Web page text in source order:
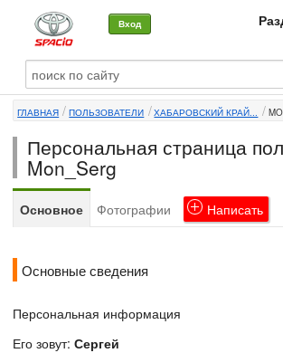
Вход
О машине
Автоклуб
Форумы
Сервисы и услуги
ГЛАВНАЯ ПОЛЬЗОВАТЕЛИ ХАБАРОВСКИЙ КРАЙ...
Персональная страница
Mon_Serg
Основное Фотографии Написать
Основные сведения
Персональная информация
Его зовут: Сергей